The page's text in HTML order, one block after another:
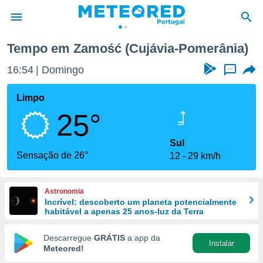
da
foi
fornecidas
a este
das
e
forma
digital
Tempo em Zamość (Cujávia-Pomerânia)
16:54 Domingo ...
Limpo
25°
Sensação de 26°
Sul
12
29 km/h
Astronomia
Incrível: descoberto um planeta potencialmente
habitável a apenas 25 anos-luz da Terra
Descarregue GRÁTIS a app da
Meteored!
Instalar